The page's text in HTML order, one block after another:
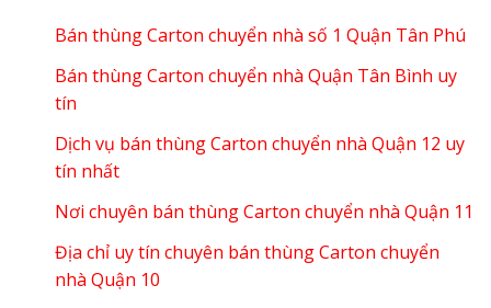
Bán thùng Carton chuyển nhà số 1 Quận Tân Phú
Bán thùng Carton chuyển nhà Quận Tân Bình uy
tín
Dịch vụ bán thùng Carton chuyển nhà Quận 12 uy
tín nhất
Nơi chuyên bán thùng Carton chuyển nhà Quận 11
Địa chỉ uy tín chuyên bán thùng Carton chuyển
nhà Quận 10